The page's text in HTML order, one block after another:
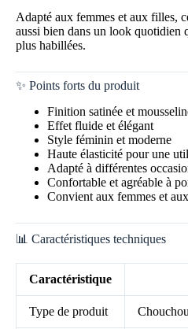
Adapté aux femmes et aux filles,
aussi bien dans un look quotidien
plus habillées.
✨ Points forts du produit
Finition satinée et
Effet fluide et élégant
Style féminin et moderne
Haute élasticité pour une
Adapté à différentes
Confortable et agréable à
Convient aux femmes et
📊 Caractéristiques techniques
Caractéristique
Type de produit